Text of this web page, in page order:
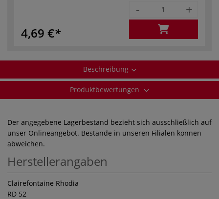
4,69 €
- +
Beschreibung
Produktbewertungen
Der angegebene Lagerbestand bezieht sich ausschließlich auf
unser Onlineangebot. Bestände in unseren Filialen können
abweichen.
Herstellerangaben
Clairefontaine Rhodia
RD 52